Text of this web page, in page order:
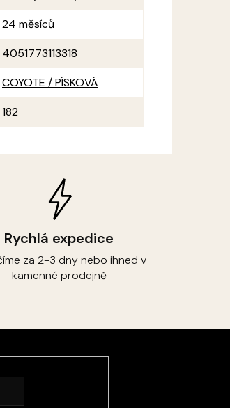
Rychlá expedice
za 2-3 dny nebo ihned v
kamenné prodejně
24 měsíců
4051773113318
COYOTE / PÍSKOVÁ
182